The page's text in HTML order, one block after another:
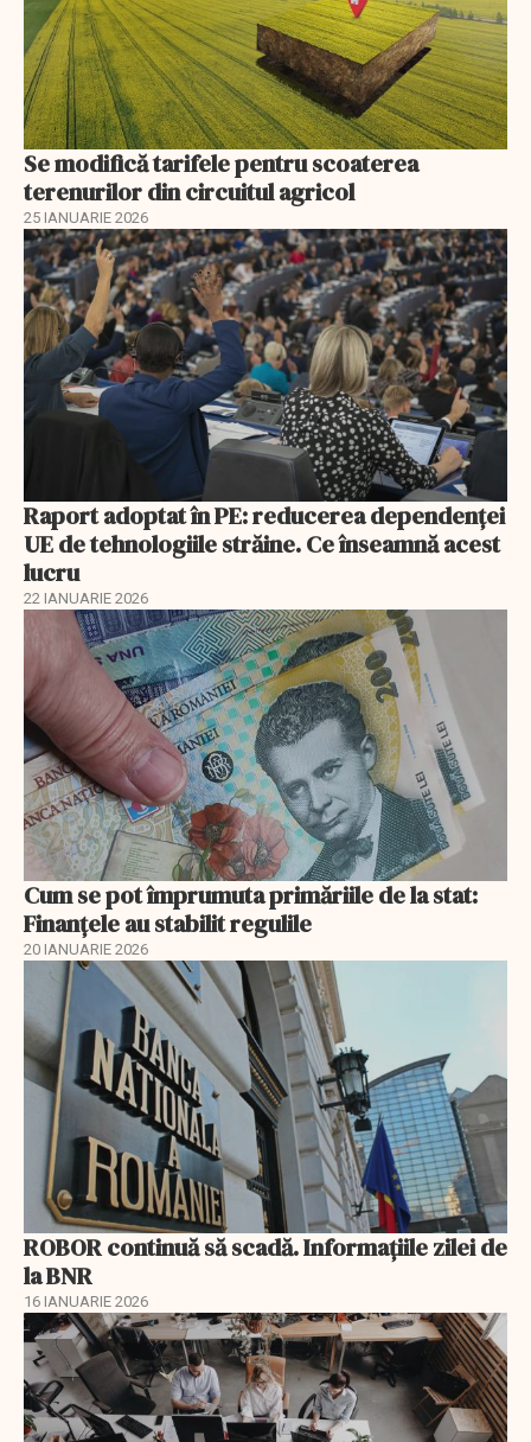
Se modifică tarifele pentru scoaterea
terenurilor din circuitul agricol
25 IANUARIE 2026
Raport adoptat în PE: reducerea dependenței
UE de tehnologiile străine. Ce înseamnă acest
lucru
22 IANUARIE 2026
Cum se pot împrumuta primăriile de la stat:
Finanțele au stabilit regulile
20 IANUARIE 2026
ROBOR continuă să scadă. Informaţiile zilei de
la BNR
16 IANUARIE 2026